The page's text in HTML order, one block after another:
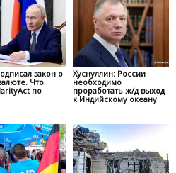
закон о
Что
по
Хуснуллин: России
необходимо
проработать ж/д выход
к Индийскому океану